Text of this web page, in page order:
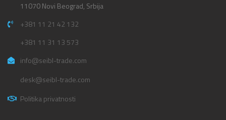
11070 Novi Beograd, Srbija
+381 11 21 42 132
+381 11 31 13 573
info@seibl-trade.com
desk@seibl-trade.com
Politika privatnosti